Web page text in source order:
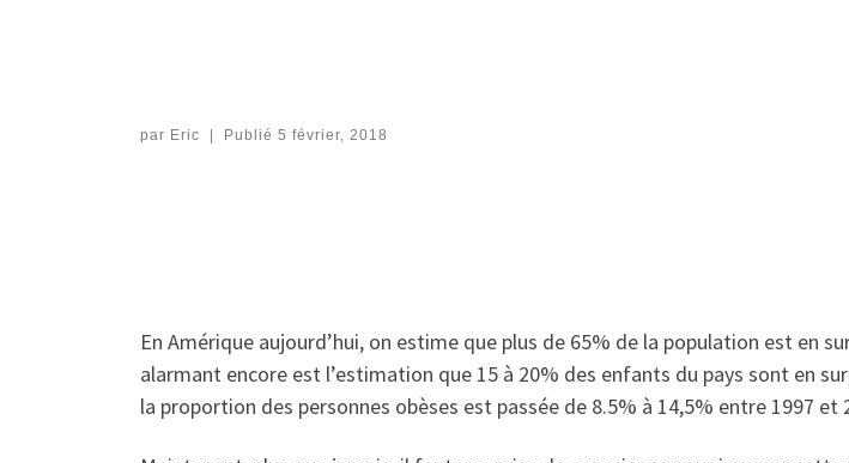
par Eric Publié 5 février, 2018
En Amérique aujourd’hui, on estime que plus de 65% de la population est en
alarmant encore est l’estimation que 15 à 20% des enfants du pays sont en
la proportion des personnes obèses est passée de 8.5% à 14,5% entre 1997